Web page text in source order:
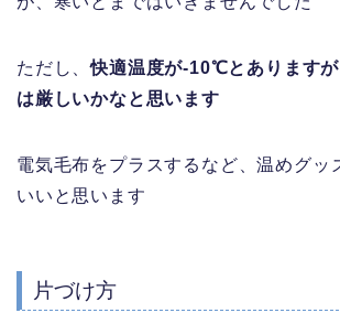
ただし、快適温度が-10℃とあります
は厳しいかなと思います
電気毛布をプラスするなど、温めグッ
いいと思います
片づけ方